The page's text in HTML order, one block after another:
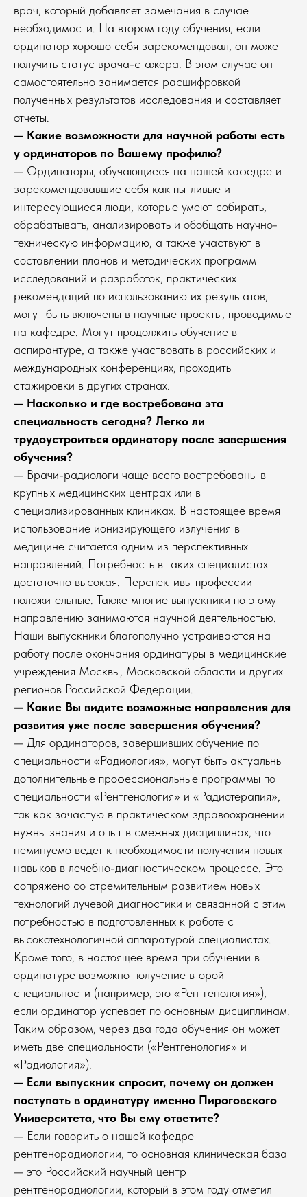
врач, который добавляет замечания в случае
необходимости. На втором году обучения, если
ординатор хорошо себя зарекомендовал, он может
получить статус врача-стажера. В этом случае он
самостоятельно занимается расшифровкой
полученных результатов исследования и составляет
отчеты.
— Какие возможности для научной работы есть
у ординаторов по Вашему профилю?
— Ординаторы, обучающиеся на нашей кафедре и
зарекомендовавшие себя как пытливые и
интересующиеся люди, которые умеют собирать,
обрабатывать, анализировать и обобщать научно-
техническую информацию, а также участвуют в
составлении планов и методических программ
исследований и разработок, практических
рекомендаций по использованию их результатов,
могут быть включены в научные проекты, проводимые
на кафедре. Могут продолжить обучение в
аспирантуре, а также участвовать в российских и
международных конференциях, проходить
стажировки в других странах.
— Насколько и где востребована эта
специальность сегодня? Легко ли
трудоустроиться ординатору после завершения
обучения?
— Врачи-радиологи чаще всего востребованы в
крупных медицинских центрах или в
специализированных клиниках. В настоящее время
использование ионизирующего излучения в
медицине считается одним из перспективных
направлений. Потребность в таких специалистах
достаточно высокая. Перспективы профессии
положительные. Также многие выпускники по этому
направлению занимаются научной деятельностью.
Наши выпускники благополучно устраиваются на
работу после окончания ординатуры в медицинские
учреждения Москвы, Московской области и других
регионов Российской Федерации.
— Какие Вы видите возможные направления для
развития уже после завершения обучения?
— Для ординаторов, завершивших обучение по
специальности «Радиология», могут быть актуальны
дополнительные профессиональные программы по
специальности «Рентгенология» и «Радиотерапия»,
так как зачастую в практическом здравоохранении
нужны знания и опыт в смежных дисциплинах, что
неминуемо ведет к необходимости получения новых
навыков в лечебно-диагностическом процессе. Это
сопряжено со стремительным развитием новых
технологий лучевой диагностики и связанной с этим
потребностью в подготовленных к работе с
высокотехнологичной аппаратурой специалистах.
Кроме того, в настоящее время при обучении в
ординатуре возможно получение второй
специальности (например, это «Рентгенология»),
если ординатор успевает по основным дисциплинам.
Таким образом, через два года обучения он может
иметь две специальности («Рентгенология» и
«Радиология»).
— Если выпускник спросит, почему он должен
поступать в ординатуру именно Пироговского
Университета, что Вы ему ответите?
— Если говорить о нашей кафедре
рентгенорадиологии, то основная клиническая база
— это Российский научный центр
рентгенорадиологии, который в этом году отметил